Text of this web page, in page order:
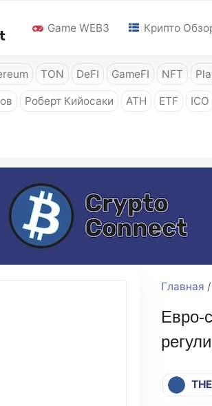
Game WEB3 Крипто
TON DeFI GameFI NFT
Роберт Кийосаки ATH ETF ICO
Главная /
Евро-
THE